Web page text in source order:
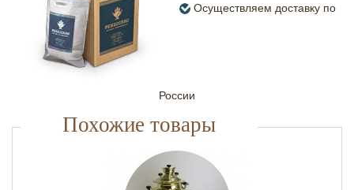
Осуществляем доставку по
России
Похожие товары